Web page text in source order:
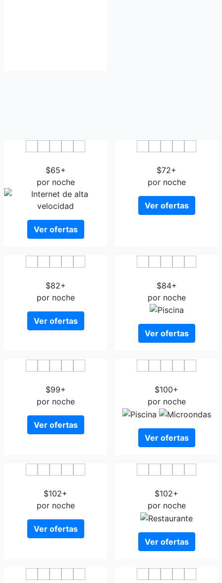
$65+
por noche
Ver ofertas
$72+
por noche
Ver ofertas
$82+
por noche
Ver ofertas
$84+
por noche
Ver ofertas
$99+
por noche
Ver ofertas
$100+
por noche
Ver ofertas
$102+
por noche
Ver ofertas
$102+
por noche
Ver ofertas